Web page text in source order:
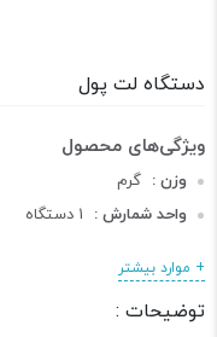
دستگاه لت پول
وزن : گرم
واحد شمارش : 1 دستگاه
+ موارد بیشتر
توضیحات :